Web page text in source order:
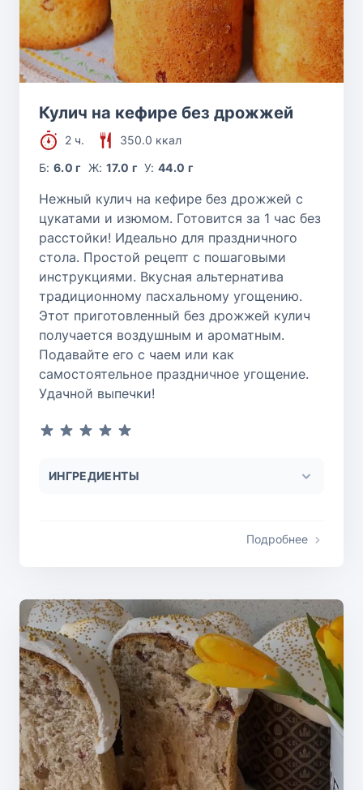
Кулич на кефире без дрожжей
2 ч.
350.0 ккал
Б:6.0 г Ж: 17.0 г У:44.0 г
Нежный кулич на кефире без дрожжей с
цукатами и изюмом. Готовится за 1 час без
расстойки! Идеально для праздничного
стола. Простой рецепт с пошаговыми
инструкциями. Вкусная альтернатива
традиционному пасхальному угощению.
Этот приготовленный без дрожжей кулич
получается воздушным и ароматным.
Подавайте его с чаем или как
самостоятельное праздничное угощение.
Удачной выпечки!
ИНГРЕДИЕНТЫ
Подробнее